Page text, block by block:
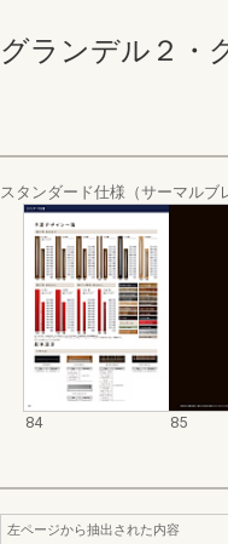
グランデル２・
スタンダード仕様（サーマルブ
84 85
左ページから抽出された内容